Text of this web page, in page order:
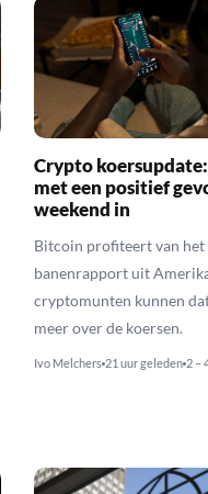
Crypto
met een positief
weekend in
Bitcoin profiteert van
banenrapport uit
cryptomunten kunnen dat
meer over de koersen.
Ivo Melchers 21 uur geleden 2 –